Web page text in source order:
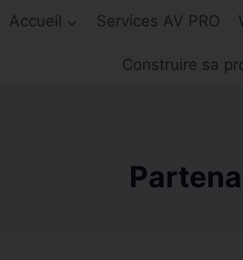
Accueil Services AV PRO
Construire sa